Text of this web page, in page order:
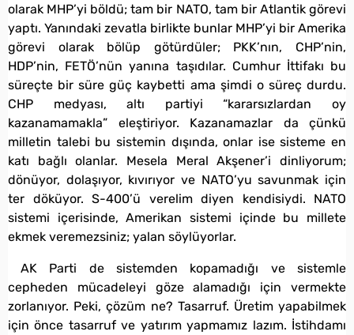
olarak MHP’yi böldü; tam bir NATO, tam bir Atlantik görevi
yaptı. Yanındaki zevatla birlikte bunlar MHP’yi bir Amerika
görevi olarak bölüp götürdüler; PKK’nın, CHP’nin,
HDP’nin, FETÖ’nün yanına taşıdılar. Cumhur İttifakı bu
süreçte bir süre güç kaybetti ama şimdi o süreç durdu.
CHP medyası, altı partiyi “kararsızlardan oy
kazanamamakla” eleştiriyor. Kazanamazlar da çünkü
milletin talebi bu sistemin dışında, onlar ise sisteme en
katı bağlı olanlar. Mesela Meral Akşener’i dinliyorum;
dönüyor, dolaşıyor, kıvırıyor ve NATO’yu savunmak için
ter döküyor. S-400’ü verelim diyen kendisiydi. NATO
sistemi içerisinde, Amerikan sistemi içinde bu millete
ekmek veremezsiniz; yalan söylüyorlar.
AK Parti de sistemden kopamadığı ve sistemle
cepheden mücadeleyi göze alamadığı için vermekte
zorlanıyor. Peki, çözüm ne? Tasarruf. Üretim yapabilmek
için önce tasarruf ve yatırım yapmamız lazım. İstihdamı